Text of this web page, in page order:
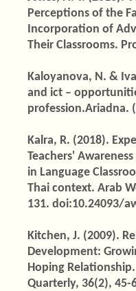
Perceptions of the
Incorporation of
Their Classrooms.
Kaloyanova, N. &
and ict –
profession.Ariadna.
Kalra, R. (2018).
Teachers'
in Language
Thai context. Arab
131. doi:10.24093/
Kitchen, J. (2009).
Development:
Hoping
Quarterly, 36(2), 45-